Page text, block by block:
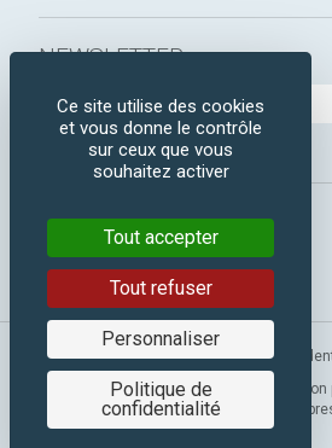
NEWSLETTER :
SUIVEZ-NOUS :
Facebook
Instagram
Mentions légales-CGV-Politique de
Copyright 2019 © Prêt à Partir.
sans l’autorisation préalable et
Ce site utilise des cookies
et vous donne le contrôle
sur ceux que vous
souhaitez activer
Tout accepter
Tout refuser
Personnaliser
Politique de
confidentialité